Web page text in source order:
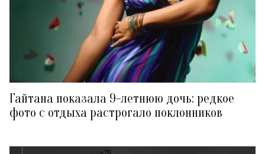
Гайтана показала 9-летнюю дочь: редкое
фото с отдыха растрогало поклонников